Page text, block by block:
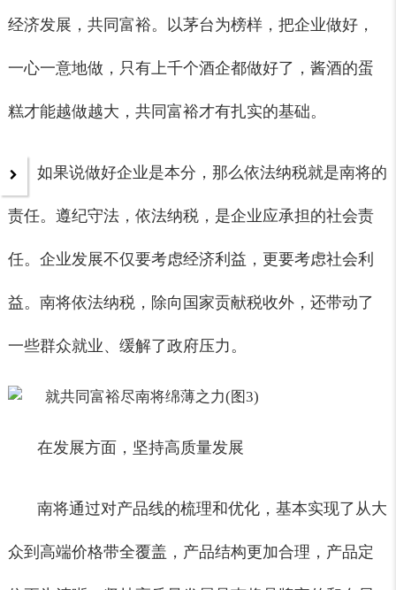
经济发展，共同富裕。以茅台为榜样，把企业做好，
一心一意地做，只有上千个酒企都做好了，酱酒的蛋
糕才能越做越大，共同富裕才有扎实的基础。
如果说做好企业是本分，那么依法纳税就是南将的
责任。遵纪守法，依法纳税，是企业应承担的社会责
任。企业发展不仅要考虑经济利益，更要考虑社会利
益。南将依法纳税，除向国家贡献税收外，还带动了
一些群众就业、缓解了政府压力。
在发展方面，坚持高质量发展
南将通过对产品线的梳理和优化，基本实现了从大
众到高端价格带全覆盖，产品结构更加合理，产品定